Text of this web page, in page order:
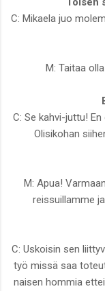
C: Mikaela juo
M: Taitaa
C: Se kahvi-juttu!
Olisikohan
M: Apua!
reissuillamme
C: Uskoisin sen
työ missä saa
naisen hommia